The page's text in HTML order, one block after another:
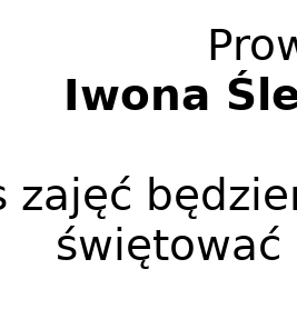
Iwona
zajęć
świętować